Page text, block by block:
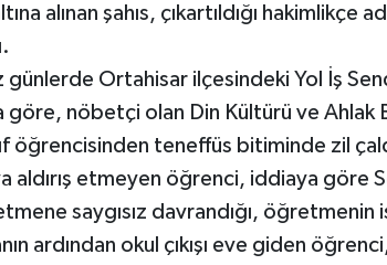
alınan şahıs, çıkartıldığı hakimlikçe
Ortahisar ilçesindeki Yol İş
göre, nöbetçi olan Din Kültürü ve Ahlak
öğrencisinden teneffüs bitiminde zil
aldırış etmeyen öğrenci, iddiaya göre
saygısız davrandığı,
ardından okul çıkışı eve giden